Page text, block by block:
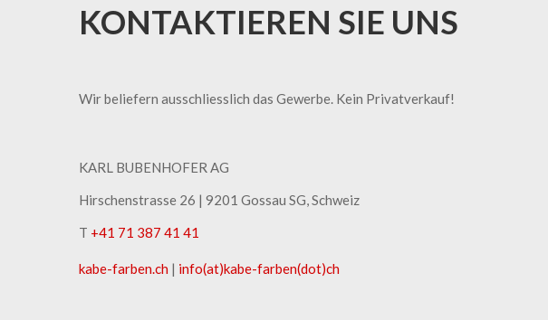
KONTAKTIEREN SIE UNS
Wir beliefern ausschliesslich das Gewerbe. Kein Privatverkauf!
KARL BUBENHOFER AG
Hirschenstrasse 26 | ​9201 Gossau SG, Schweiz
T +41 71 387 41 41
kabe-​farben.ch | info(at)kabe-​farben(dot)ch